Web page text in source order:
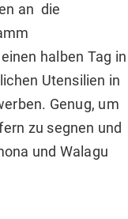
an die
halben Tag in
Utensilien in
Genug, um
zu segnen und
und Walagu